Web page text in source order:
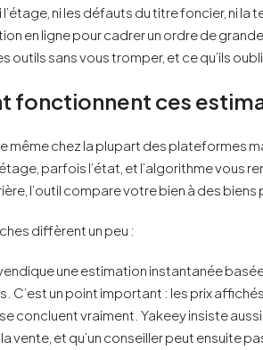
l’étage, ni les défauts du titre foncier, ni
en ligne pour cadrer un ordre de
outils sans vous tromper, et ce qu’ils
fonctionnent ces
même chez la plupart des plateformes
parfois l’état, et l’algorithme vous
l’outil compare votre bien à des
diffèrent un peu :
une estimation instantanée
C’est un point important : les prix
concluent vraiment. Yakeey insiste
vente, et qu’un conseiller peut ensuite